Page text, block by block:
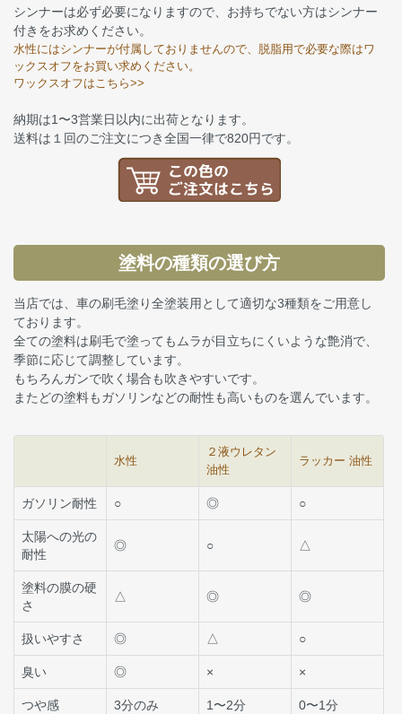
シンナーは必ず必要になりますので、お持ちでない方はシンナー
付きをお求めください。
水性にはシンナーが付属しておりませんので、脱脂用で必要な際はワ
ックスオフをお買い求めください。
ワックスオフはこちら>>
納期は1〜3営業日以内に出荷となります。
送料は１回のご注文につき全国一律で820円です。
塗料の種類の選び方
当店では、車の刷毛塗り全塗装用として適切な3種類をご用意し
ております。
全ての塗料は刷毛で塗ってもムラが目立ちにくいような艶消で、
季節に応じて調整しています。
もちろんガンで吹く場合も吹きやすいです。
またどの塗料もガソリンなどの耐性も高いものを選んでいます。
水性
２液ウレタン
油性
ラッカー 油性
ガソリン耐性 ○ ◎ ○
太陽への光の
耐性
◎ ○ △
塗料の膜の硬
さ
△ ◎ ◎
扱いやすさ ◎ △ ○
臭い ◎ × ×
つや感 3分のみ 1〜2分 0〜1分